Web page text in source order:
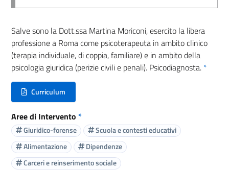
Salve sono la Dott.ssa Martina Moriconi, esercito la libera
professione a Roma come psicoterapeuta in ambito clinico
(terapia individuale, di coppia, familiare) e in ambito della
psicologia giuridica (perizie civili e penali). Psicodiagnosta. *
Curriculum
(nuova scheda - new tab)
Aree di Intervento *
Giuridico-forense
Scuola e contesti educativi
Alimentazione
Dipendenze
Carceri e reinserimento sociale